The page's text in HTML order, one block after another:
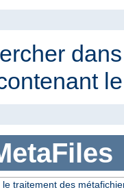
le traitement des